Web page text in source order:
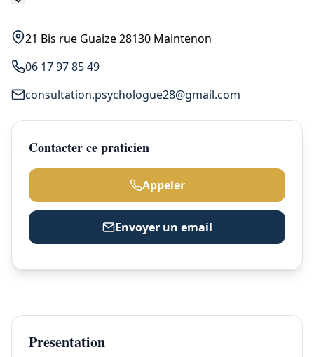
21 Bis rue Guaize 28130 Maintenon
06 17 97 85 49
consultation.psychologue28@gmail.com
Contacter ce praticien
Appeler
Envoyer un email
Presentation